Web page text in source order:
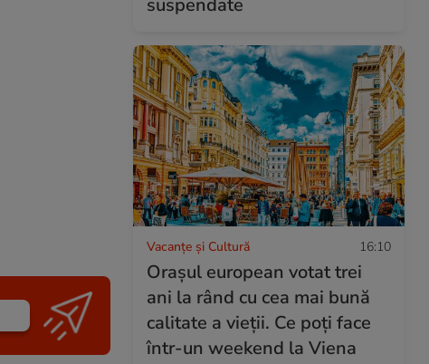
suspendate
Vacanțe și Cultură 16:10
Orașul european votat trei
ani la rând cu cea mai bună
calitate a vieții. Ce poți face
într-un weekend la Viena